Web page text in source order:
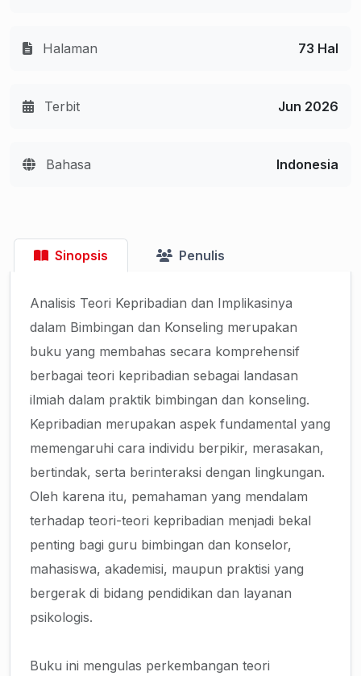
Halaman 73 Hal
Terbit Jun 2026
Bahasa Indonesia
Sinopsis Penulis
Analisis Teori Kepribadian dan Implikasinya
dalam Bimbingan dan Konseling merupakan
buku yang membahas secara komprehensif
berbagai teori kepribadian sebagai landasan
ilmiah dalam praktik bimbingan dan konseling.
Kepribadian merupakan aspek fundamental yang
memengaruhi cara individu berpikir, merasakan,
bertindak, serta berinteraksi dengan lingkungan.
Oleh karena itu, pemahaman yang mendalam
terhadap teori-teori kepribadian menjadi bekal
penting bagi guru bimbingan dan konselor,
mahasiswa, akademisi, maupun praktisi yang
bergerak di bidang pendidikan dan layanan
psikologis.
Buku ini mengulas perkembangan teori